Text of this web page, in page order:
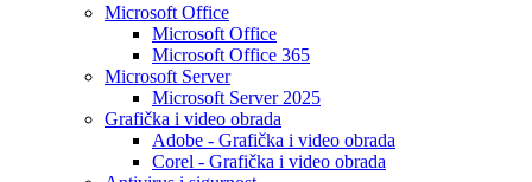
Microsoft Office
Microsoft Office
Microsoft Office 365
Microsoft Server
Microsoft Server 2025
Grafička i video obrada
Adobe - Grafička i video obrada
Corel - Grafička i video obrada